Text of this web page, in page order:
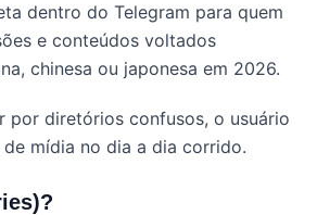
dentro do Telegram para quem
e conteúdos voltados
chinesa ou japonesa em 2026.
por diretórios confusos, o usuário
mídia no dia a dia corrido.